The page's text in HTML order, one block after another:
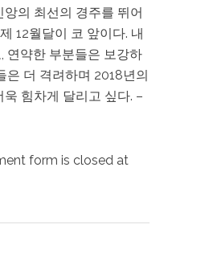
의 최선의 경주를 뛰어
12월달이 코 앞이다. 내
연약한 부분들은 보강하
은 더 격려하며 2018년의
힘차게 달리고 싶다. –
form is closed at